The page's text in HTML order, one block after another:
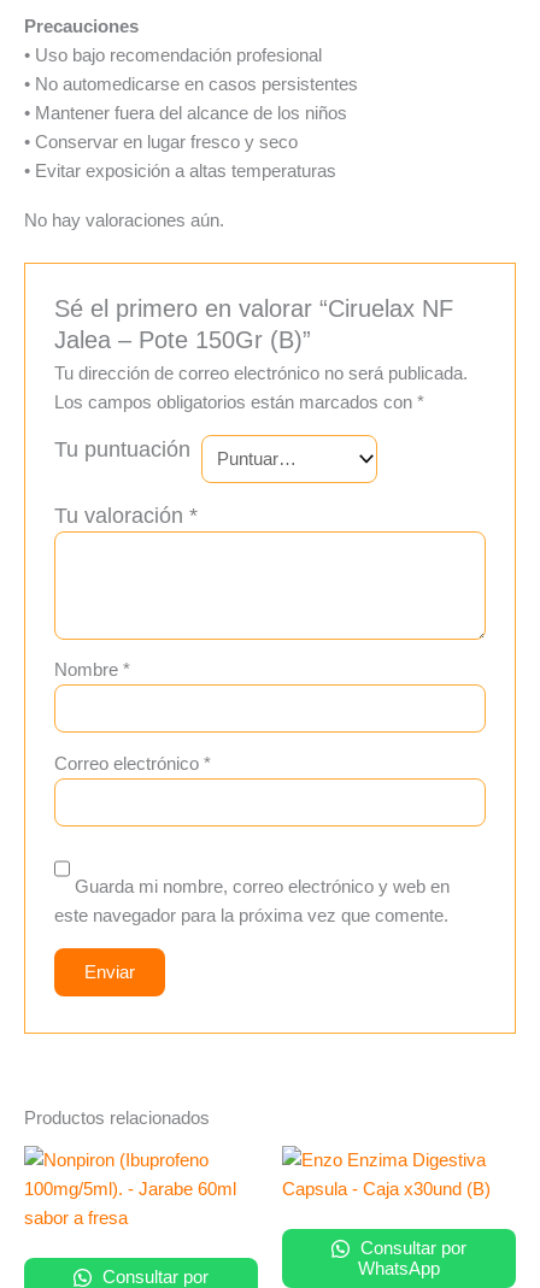
Precauciones
• Uso bajo recomendación profesional
• No automedicarse en casos persistentes
• Mantener fuera del alcance de los niños
• Conservar en lugar fresco y seco
• Evitar exposición a altas temperaturas
No hay valoraciones aún.
Sé el primero en valorar “Ciruelax NF
Jalea – Pote 150Gr (B)”
Tu dirección de correo electrónico no será publicada.
Los campos obligatorios están marcados con*
Tu puntuación
Tu valoración*
Nombre*
Correo electrónico*
Guarda mi nombre, correo electrónico y web en
este navegador para la próxima vez que comente.
Productos relacionados
Consultar por
Consultar por
WhatsApp